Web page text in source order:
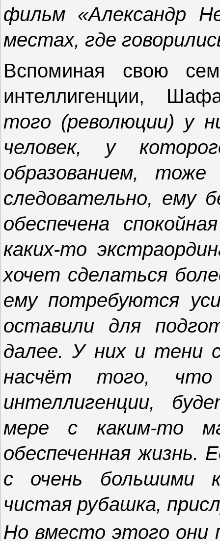
фильм «Александр
местах, где
Вспоминая свою
интеллигенции,
того (революции) у
человек, у
образованием,
следовательно, ему
обеспечена
каких-то
хочет сделаться
ему потребуются
оставили для
далее. У них и тени
насчёт того,
интеллигенции,
мере с каким-то
обеспеченная
с очень большими
чистая рубашка,
Но вместо этого они